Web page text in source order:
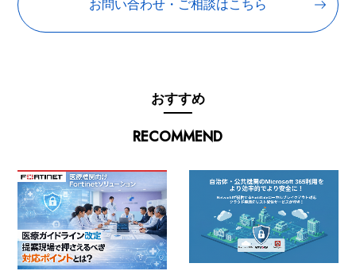
お問い合わせ・ご相談はこちら
RECOMMEND
おすすめ